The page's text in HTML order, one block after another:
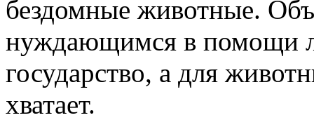
бездомные животные.
нуждающимся в помощи
государство, а для
хватает.